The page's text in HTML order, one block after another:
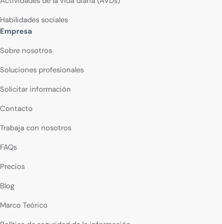
Habilidades sociales
Empresa
Sobre nosotros
Soluciones profesionales
Solicitar información
Contacto
Trabaja con nosotros
FAQs
Precios
Blog
Marco Teórico